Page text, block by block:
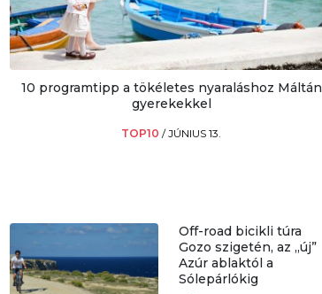
10 programtipp a tökéletes nyaraláshoz Máltán
gyerekekkel
TOP10/JÚNIUS 13.
Off-road bicikli túra
Gozo szigetén, az „új”
Azúr ablaktól a
Sólepárlókig